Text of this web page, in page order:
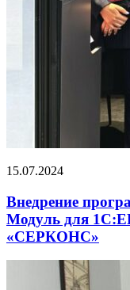
15.07.2024
Внедрение
Модуль для
«СЕРКОНС»